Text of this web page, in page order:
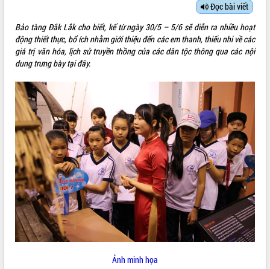
SỞ, BAN, NGÀNH
UBND CÁC XÃ, PHƯỜNG
THÔNG TIN CHỈ ĐẠO ĐIỀU HÀNH
HỆ THỐNG VĂN BẢN
VĂN BẢN HĐND TỈNH
ĐIỂM TIN VĂN BẢN
QUY HOẠCH - KẾ HOẠCH
Đọc bài viết
Bảo tàng Đắk Lắk cho biết, kể từ ngày 30/5 – 5/6 sẽ diễn ra nhiều hoạt
động thiết thực, bổ ích nhằm giới thiệu đến các em thanh, thiếu nhi về các
giá trị văn hóa, lịch sử truyền thồng của các dân tộc thông qua các nội
dung trưng bày tại đây.
Ảnh minh họa